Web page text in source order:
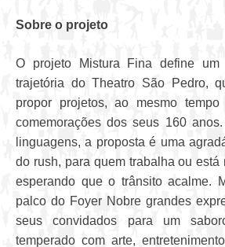
Sobre o projeto
O projeto Mistura Fina define um
trajetória do Theatro São Pedro,
propor projetos, ao mesmo
comemorações dos seus 160
linguagens, a proposta é uma
do rush, para quem trabalha ou está
esperando que o trânsito acalme.
palco do Foyer Nobre grandes
seus convidados para um
temperado com arte,